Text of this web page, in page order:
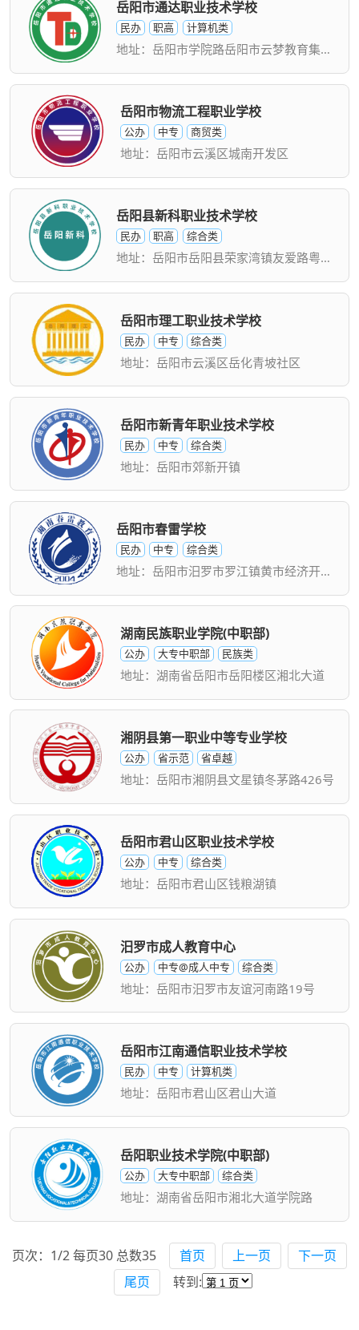
岳阳市通达职业技术学校
民办 职高 计算机类
地址：岳阳市学院路岳阳市云梦教育集团校区
岳阳市物流工程职业学校
公办 中专 商贸类
地址：岳阳市云溪区城南开发区
岳阳县新科职业技术学校
民办 职高 综合类
地址：岳阳市岳阳县荣家湾镇友爱路粤西社区
岳阳市理工职业技术学校
民办 中专 综合类
地址：岳阳市云溪区岳化青坡社区
岳阳市新青年职业技术学校
民办 中专 综合类
地址：岳阳市郊新开镇
岳阳市春雷学校
民办 中专 综合类
地址：岳阳市汨罗市罗江镇黄市经济开发区
湖南民族职业学院(中职部)
公办 大专中职部 民族类
地址：湖南省岳阳市岳阳楼区湘北大道
湘阴县第一职业中等专业学校
公办 省示范 省卓越
地址：岳阳市湘阴县文星镇冬茅路426号
岳阳市君山区职业技术学校
公办 中专 综合类
地址：岳阳市君山区钱粮湖镇
汨罗市成人教育中心
公办 中专@成人中专 综合类
地址：岳阳市汨罗市友谊河南路19号
岳阳市江南通信职业技术学校
民办 中专 计算机类
地址：岳阳市君山区君山大道
岳阳职业技术学院(中职部)
公办 大专中职部 综合类
地址：湖南省岳阳市湘北大道学院路
页次：1/2 每页30 总数35 首页 上一页
下一页
尾页
转到: